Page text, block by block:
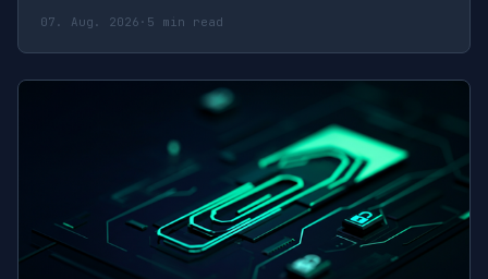
erst danach wird ein Tool ausgeführt. Genau auf diese
Annahme bauen viele Sicherheitskonzepte auf. System-
Prompts sollen Grenzen set
07. Aug. 2026 · 5 min read